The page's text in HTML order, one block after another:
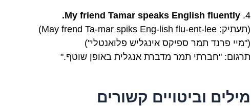
4.
My friend Tamar speaks English fluently.
(תעתיק: May frend Ta-mar spiks Eng-lish flu-ent-lee)
("מיי פרנד תמר ספיקס אינגליש פלואנטלי")
תרגום: "חברתי תמר מדברת אנגלית באופן שוטף."
מילים וביטויים קשורים